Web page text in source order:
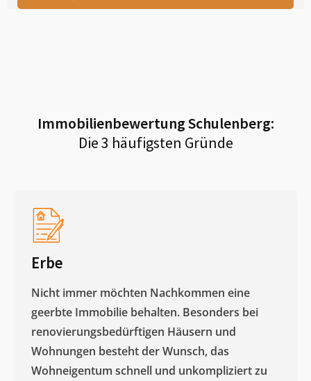
ImmobilienbewertungSchulenberg:
Die 3 häufigsten Gründe
Erbe
Nicht immer möchten Nachkommen eine
geerbte Immobilie behalten. Besonders bei
renovierungsbedürftigen Häusern und
Wohnungen besteht der Wunsch, das
Wohneigentum schnell und unkompliziert zu